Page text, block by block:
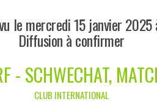
le mercredi 15 janvier 2025
Diffusion à confirmer
- SCHWECHAT,
CLUB INTERNATIONAL